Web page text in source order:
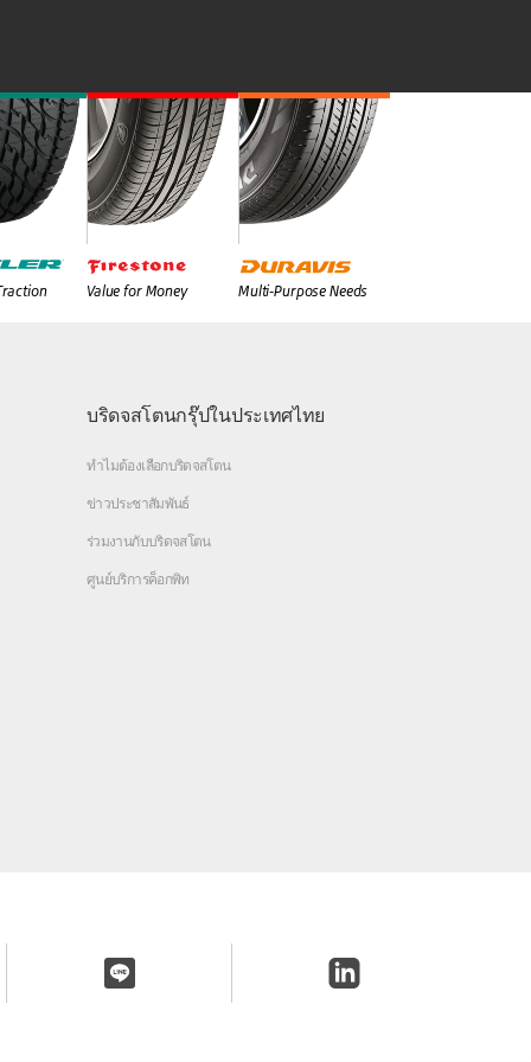
Value for Money Multi-Purpose Needs
บริดจสโตนกรุ๊ปในประเทศไทย
ทำไมต้องเลือกบริดจสโตน
ข่าวประชาสัมพันธ์
ร่วมงานกับบริดจสโตน
ศูนย์บริการค็อกพิท